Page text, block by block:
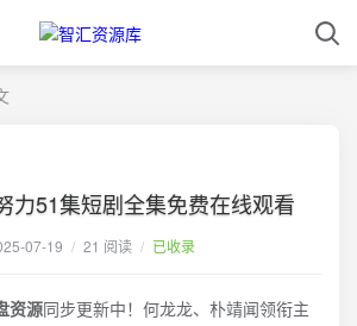
力51集短剧全集免费在线观看
07-19 / 21 阅读 / 已收录
资源同步更新中！何龙龙、朴靖闻领衔主